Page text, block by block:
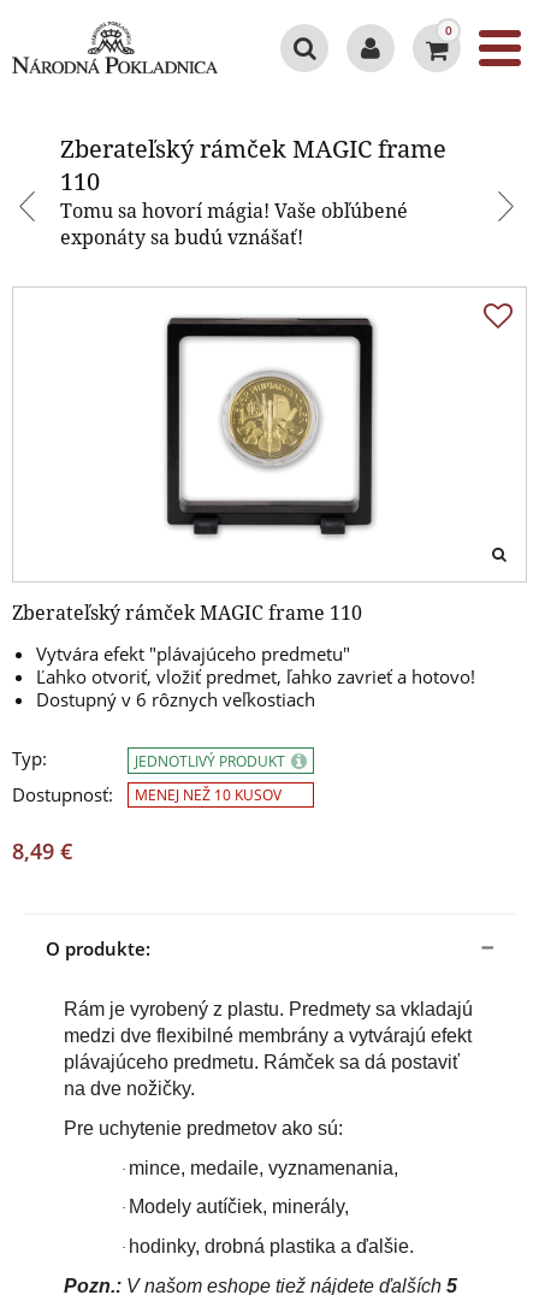
0
Zberateľský rámček MAGIC frame
110
Tomu sa hovorí mágia! Vaše obľúbené
exponáty sa budú vznášať!
Zberateľský rámček MAGIC frame 110
Vytvára efekt "plávajúceho predmetu"
Ľahko otvoriť, vložiť predmet, ľahko zavrieť a hotovo!
Dostupný v 6 rôznych veľkostiach
Typ:
Dostupnosť:
JEDNOTLIVÝ PRODUKT
MENEJ NEŽ 10 KUSOV
8,49 €
O produkte:
Rám je vyrobený z plastu. Predmety sa vkladajú
medzi dve flexibilné membrány a vytvárajú efekt
plávajúceho predmetu. Rámček sa dá postaviť
na dve nožičky.
Pre uchytenie predmetov ako sú:
· mince, medaile, vyznamenania,
· Modely autíčiek, minerály,
· hodinky, drobná plastika a ďalšie.
Pozn.: V našom eshope tiež nájdete ďalších 5
Zberateľský rámček MAGIC frame